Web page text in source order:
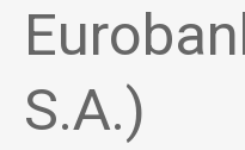
S.A.)